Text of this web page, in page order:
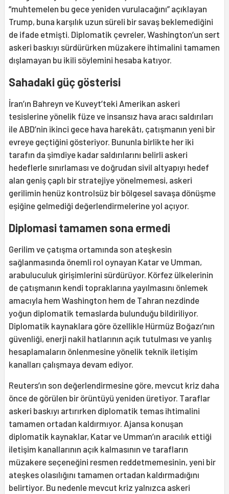
“muhtemelen bu gece yeniden vurulacağını” açıklayan
Trump, buna karşılık uzun süreli bir savaş beklemediğini
de ifade etmişti. Diplomatik çevreler, Washington’un sert
askeri baskıyı sürdürürken müzakere ihtimalini tamamen
dışlamayan bu ikili söylemini hesaba katıyor.
Sahadaki güç gösterisi
İran’ın Bahreyn ve Kuveyt’teki Amerikan askeri
tesislerine yönelik füze ve insansız hava aracı saldırıları
ile ABD’nin ikinci gece hava harekâtı, çatışmanın yeni bir
evreye geçtiğini gösteriyor. Bununla birlikte her iki
tarafın da şimdiye kadar saldırılarını belirli askeri
hedeflerle sınırlaması ve doğrudan sivil altyapıyı hedef
alan geniş çaplı bir stratejiye yönelmemesi, askeri
gerilimin henüz kontrolsüz bir bölgesel savaşa dönüşme
eşiğine gelmediği değerlendirmelerine yol açıyor.
Diplomasi tamamen sona ermedi
Gerilim ve çatışma ortamında son ateşkesin
sağlanmasında önemli rol oynayan Katar ve Umman,
arabuluculuk girişimlerini sürdürüyor. Körfez ülkelerinin
de çatışmanın kendi topraklarına yayılmasını önlemek
amacıyla hem Washington hem de Tahran nezdinde
yoğun diplomatik temaslarda bulunduğu bildiriliyor.
Diplomatik kaynaklara göre özellikle Hürmüz Boğazı’nın
güvenliği, enerji nakil hatlarının açık tutulması ve yanlış
hesaplamaların önlenmesine yönelik teknik iletişim
kanalları çalışmaya devam ediyor.
Reuters’ın son değerlendirmesine göre, mevcut kriz daha
önce de görülen bir örüntüyü yeniden üretiyor. Taraflar
askeri baskıyı artırırken diplomatik temas ihtimalini
tamamen ortadan kaldırmıyor. Ajansa konuşan
diplomatik kaynaklar, Katar ve Umman’ın aracılık ettiği
iletişim kanallarının açık kalmasının ve tarafların
müzakere seçeneğini resmen reddetmemesinin, yeni bir
ateşkes olasılığını tamamen ortadan kaldırmadığını
belirtiyor. Bu nedenle mevcut kriz yalnızca askeri